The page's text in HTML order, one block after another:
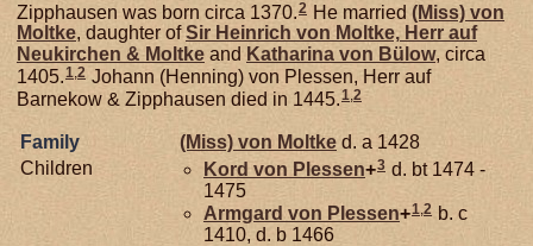
Zipphausen was born circa 1370. 2 He married (Miss) von
Moltke, daughter ofSir Heinrich vonMoltke, Herr auf
Neukirchen & Moltke and Katharina von Bülow, circa
1405.1,2 Johann (Henning) von Plessen, Herr auf
Barnekow & Zipphausen died in 1445.1,2
Family (Miss) von Moltke d. a 1428
Children
Kord von Plessen+3 d. bt 1474 -
1475
Armgard von Plessen+1 2 b. c
1410, d. b 1466